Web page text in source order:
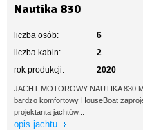
Nautika 830
liczba osób:
6
liczba kabin:
2
rok produkcji:
2020
JACHT MOTOROWY NAUTIKA 830
bardzo komfortowy HouseBoat
projektanta jachtów...
opis jachtu